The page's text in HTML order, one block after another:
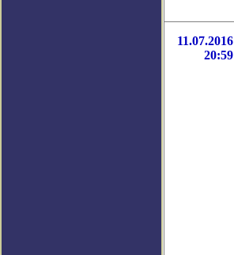
11.07.2016
20:59